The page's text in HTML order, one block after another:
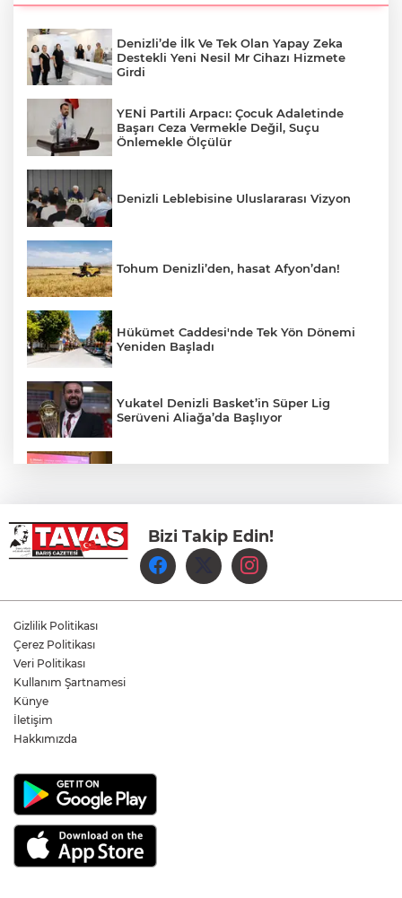
Denizli’de İlk Ve Tek Olan Yapay Zeka
Destekli Yeni Nesil Mr Cihazı Hizmete
Girdi
YENİ Partili Arpacı: Çocuk Adaletinde
Başarı Ceza Vermekle Değil, Suçu
Önlemekle Ölçülür
Denizli Leblebisine Uluslararası Vizyon
Tohum Denizli’den, hasat Afyon’dan!
Hükümet Caddesi'nde Tek Yön Dönemi
Yeniden Başladı
Yukatel Denizli Basket’in Süper Lig
Serüveni Aliağa’da Başlıyor
Çameli’de Festival Coşkusu Yatırımların
Açılışıyla Taçlandı
Denizli Büyükşehir Belediyespor Kadın
Yukatel Denizli Basket, Egemen Güven
ve Mustafa Sami Yılmaz’la yola devam
Bizi Takip Edin!
Gizlilik Politikası
Çerez Politikası
Veri Politikası
Kullanım Şartnamesi
Künye
İletişim
Hakkımızda